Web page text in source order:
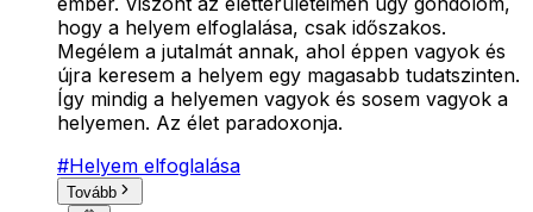
hogy a helyem elfoglalása, csak időszakos.
Megélem a jutalmát annak, ahol éppen vagyok és
újra keresem a helyem egy magasabb tudatszinten.
Így mindig a helyemen vagyok és sosem vagyok a
helyemen. Az élet paradoxonja.
#Helyem elfoglalása
Tovább